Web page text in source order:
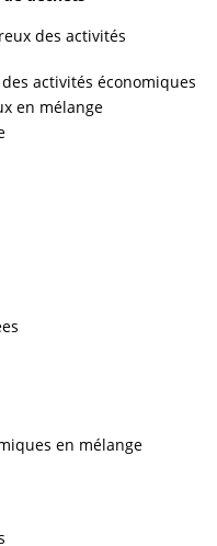
des activités
activités économiques
en mélange
en mélange